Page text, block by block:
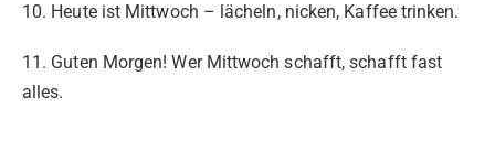
10. Heute ist Mittwoch – lächeln, nicken, Kaffee trinken.
11. Guten Morgen! Wer Mittwoch schafft, schafft fast
alles.